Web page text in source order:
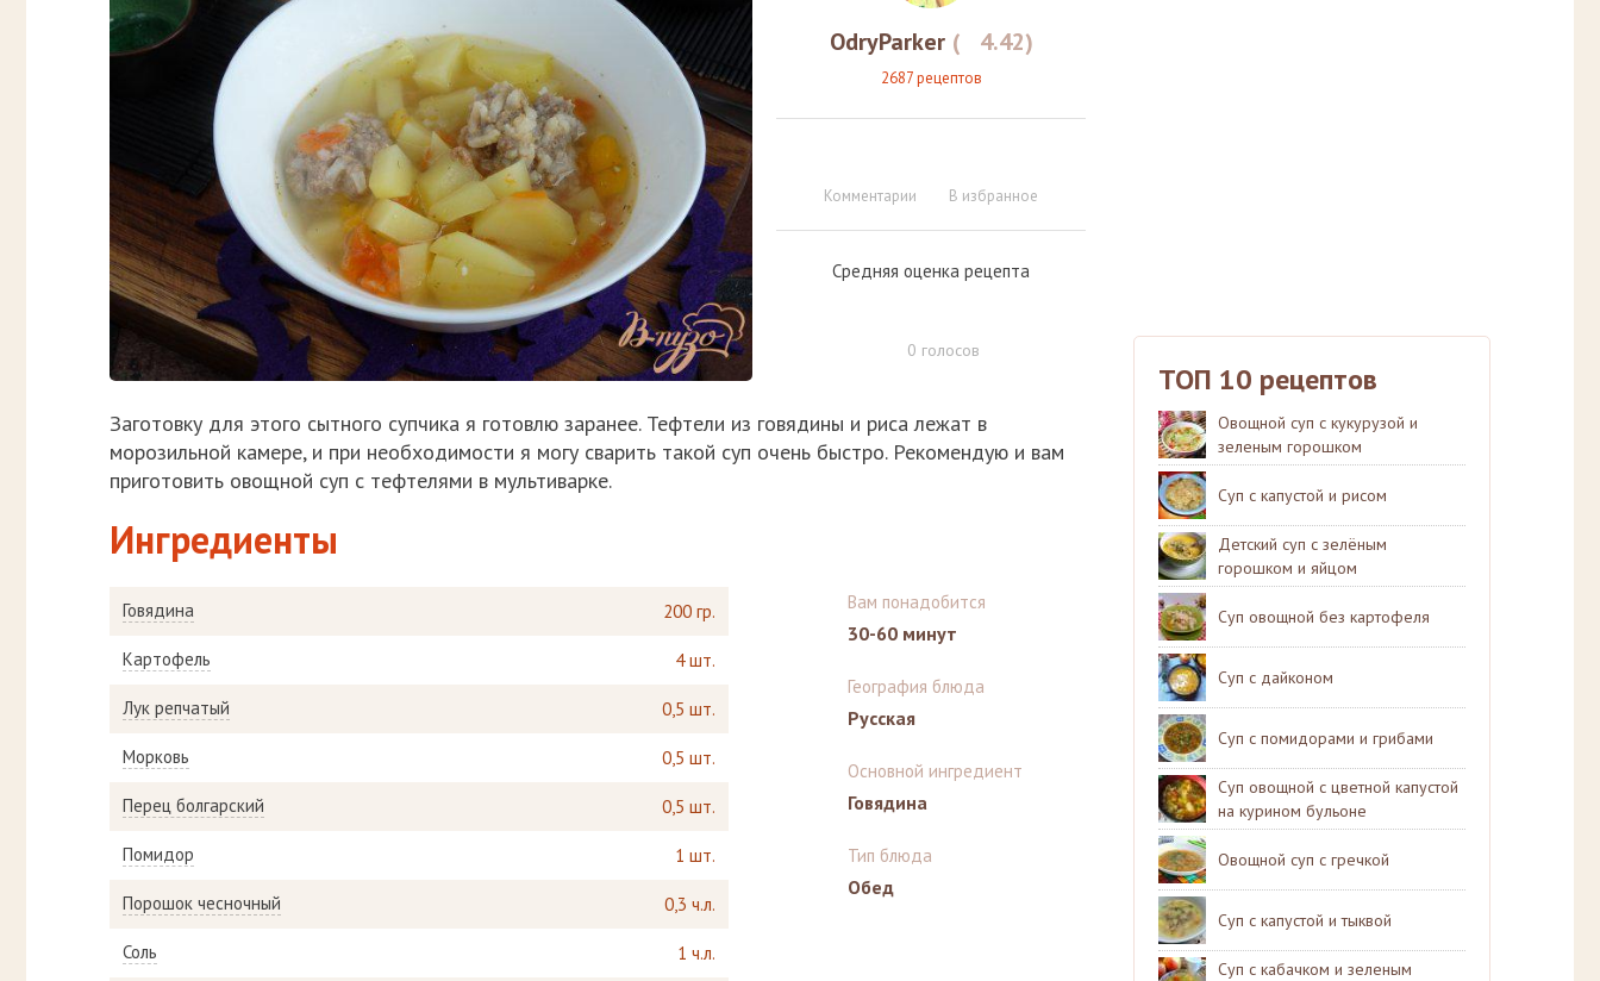
OdryParker ( 4.42)
2687 рецептов
Комментарии В избранное
Средняя оценка рецепта
0 голосов
Заготовку для этого сытного супчика я готовлю заранее. Тефтели из говядины и риса лежат в
морозильной камере, и при необходимости я могу сварить такой суп очень быстро. Рекомендую и вам
приготовить овощной суп с тефтелями в мультиварке.
Ингредиенты
Говядина 200 гр.
Картофель 4 шт.
Лук репчатый 0,5 шт.
Морковь 0,5 шт.
Перец болгарский 0,5 шт.
Помидор 1 шт.
Порошок чесночный 0,3 ч.л.
Соль 1 ч.л.
Вам понадобится
30-60 минут
География блюда
Русская
Основной ингредиент
Говядина
Тип блюда
Обед
ТОП 10 рецептов
Овощной суп с кукурузой и
зеленым горошком
Суп с капустой и рисом
Детский суп с зелёным
горошком и яйцом
Суп овощной без картофеля
Суп с дайконом
Суп с помидорами и грибами
Суп овощной с цветной капустой
на курином бульоне
Овощной суп с гречкой
Суп с капустой и тыквой
Суп с кабачком и зеленым